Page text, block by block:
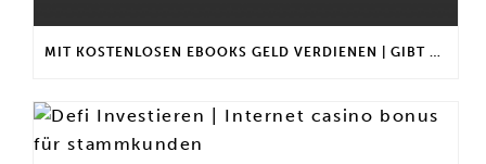
MIT KOSTENLOSEN EBOOKS GELD VERDIENEN | GIBT ES EINEN MAXIMALEN ANLAGEBETRAG?